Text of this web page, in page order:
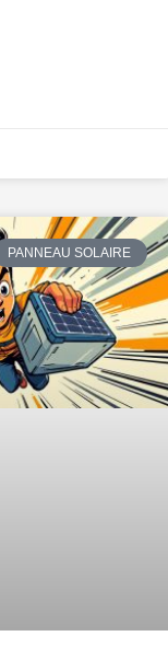
PANNEAU SOLAIRE